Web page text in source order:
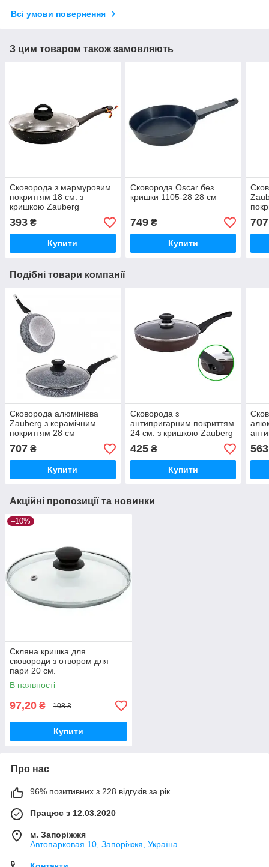
Всі умови повернення
З цим товаром також замовляють
Сковорода з мармуровим
покриттям 18 см. з
кришкою Zauberg
393 ₴
Купити
Сковорода Oscar без
кришки 1105-28 28 см
749₴
Купити
707
Подібні товари компанії
Сковорода алюмінієва
Zauberg з керамічним
покриттям 28 см
707 ₴
Купити
Сковорода з
антипригарним покриттям
24 см. з кришкою Zauberg
425₴
Купити
563
Акційні пропозиції та новинки
–10%
Скляна кришка для
сковороди з отвором для
пари 20 см.
В наявності
97,20 ₴ 108 ₴
Купити
Про нас
96% позитивних з 228 відгуків за рік
Працює з 12.03.2020
м. Запоріжжя
Автопарковая 10, Запоріжжя, Україна